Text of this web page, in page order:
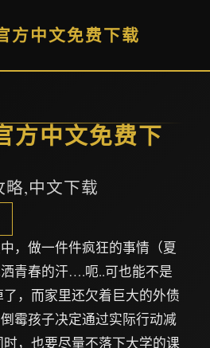
方中文免费下载
方中文免费下
,中文下载
，做一件件疯狂的事情（夏
青春的汗….呃..可也能不是
，而家里还欠着巨大的外债
霉孩子决定通过实际行动减
，也要尽量不落下大学的课